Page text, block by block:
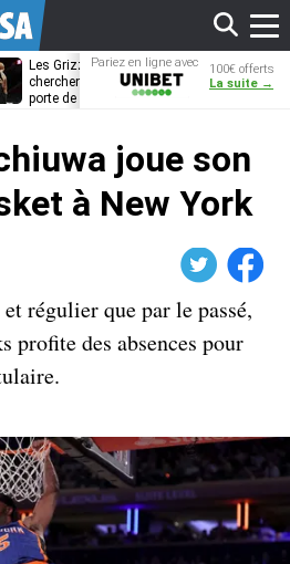
Les Grizzlies
cherchent déjà une
porte de sortie
Dwane Casey
bientôt coach
Pariez en ligne avec
100€ offerts
La suite →
joue son
à New York
Facebook
régulier que par le passé,
profite des absences pour